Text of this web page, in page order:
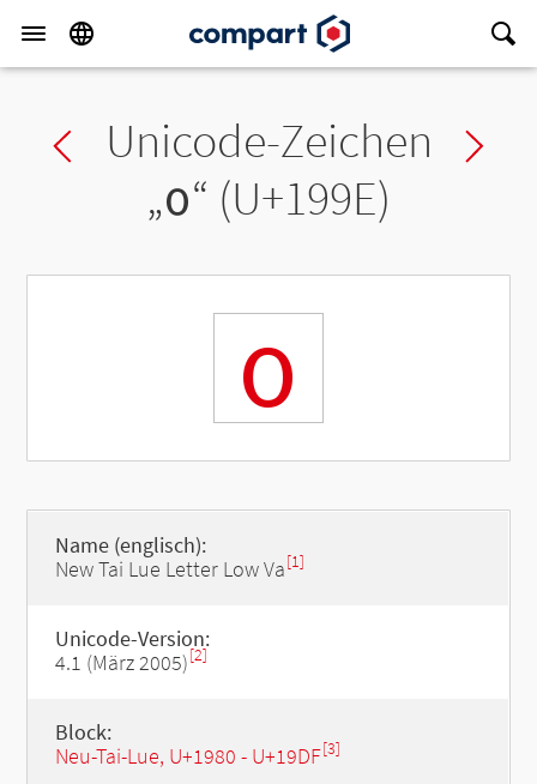
Previous char
Unicode-Zeichen
„ᦞ“ (U+199E)
ᦞ
Name (englisch):
New Tai Lue Letter Low Va[1]
Unicode-Version:
4.1 (März 2005)[2]
Block:
Neu-Tai-Lue, U+1980 - U+19DF[3]